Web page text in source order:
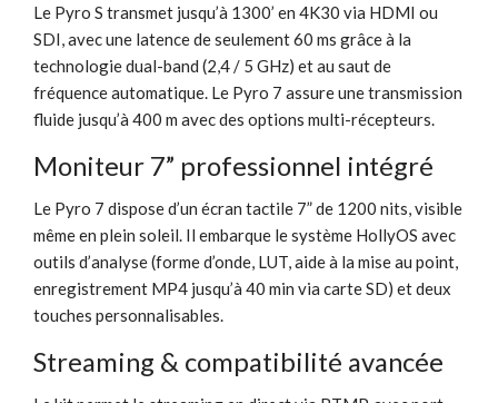
Le Pyro S transmet jusqu’à 1300’ en 4K30 via HDMI ou
SDI, avec une latence de seulement 60 ms grâce à la
technologie dual-band (2,4 / 5 GHz) et au saut de
fréquence automatique. Le Pyro 7 assure une transmission
fluide jusqu’à 400 m avec des options multi-récepteurs.
Moniteur 7” professionnel intégré
Le Pyro 7 dispose d’un écran tactile 7” de 1200 nits, visible
même en plein soleil. Il embarque le système HollyOS avec
outils d’analyse (forme d’onde, LUT, aide à la mise au point,
enregistrement MP4 jusqu’à 40 min via carte SD) et deux
touches personnalisables.
Streaming & compatibilité avancée